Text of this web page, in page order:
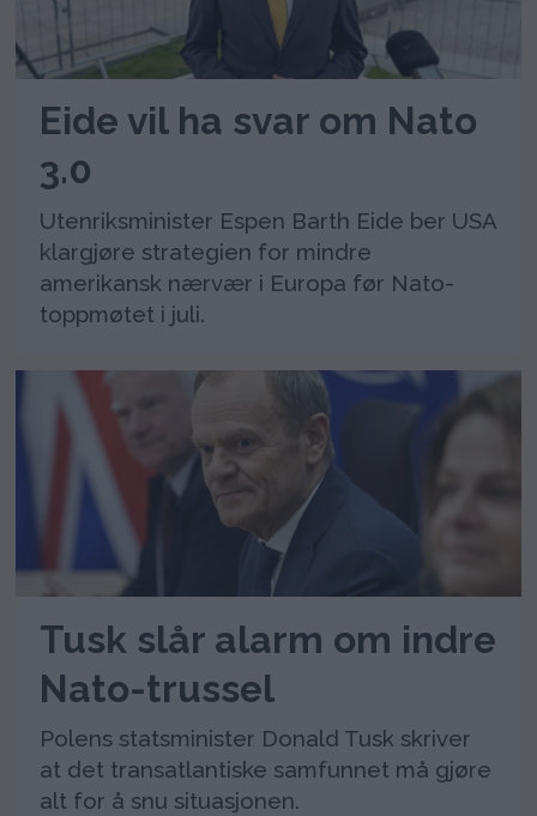
Eide vil ha svar om Nato
3.0
Utenriksminister Espen Barth Eide ber USA
klargjøre strategien for mindre
amerikansk nærvær i Europa før Nato-
toppmøtet i juli.
Tusk slår alarm om indre
Nato-trussel
Polens statsminister Donald Tusk skriver
at det transatlantiske samfunnet må gjøre
alt for å snu situasjonen.